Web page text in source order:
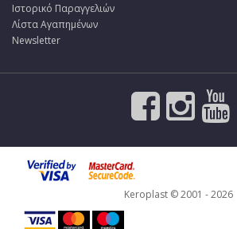
Ιστορικό Παραγγελιών
Λίστα Αγαπημένων
Newsletter
Keroplast © 2001 - 2026